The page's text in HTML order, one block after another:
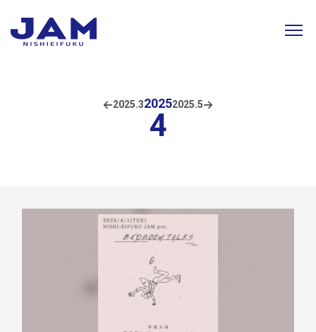
2025.32025
4
2025.5